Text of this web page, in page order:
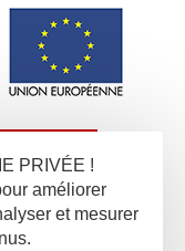
PRIVÉE !
améliorer
et mesurer